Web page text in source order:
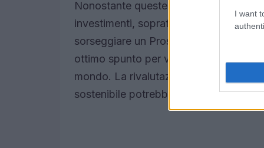
I want
Nonostante queste sfide, il Veneto si
investimenti, soprattutto nel settore
sorseggiare un Prosecco DOCG
ottimo spunto per valorizzare
mondo. La rivalutazione delle aree
sostenibile potrebbero rivelarsi chiavi